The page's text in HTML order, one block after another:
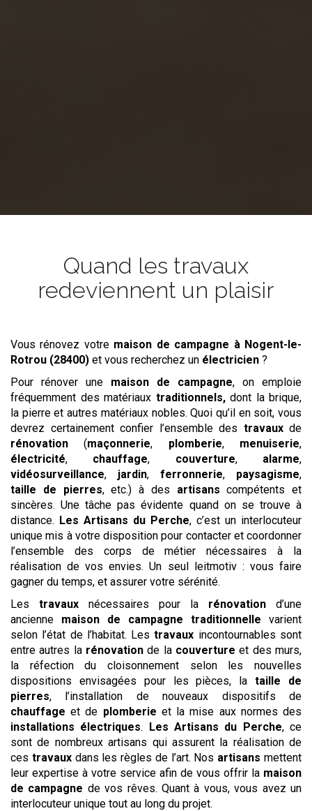
Quand les travaux
redeviennent un plaisir
Vous rénovez votremaison de campagne à Nogent-le-
Rotrou (28400) et vous recherchez un électricien ?
Pour rénover une maison de campagne, on emploie
fréquemment des matériaux traditionnels,dont la brique,
la pierre et autres matériaux nobles. Quoi qu’il en soit, vous
devrez certainement confier l’ensemble des travauxde
rénovation (maçonnerie, plomberie, menuiserie,
électricité, chauffage, couverture, alarme,
vidéosurveillance, jardin, ferronnerie, paysagisme,
taille de pierres, etc.) à des artisans compétents et
sincères. Une tâche pas évidente quand on se trouve à
distance. Les Artisans du Perche, c’est un interlocuteur
unique mis à votre disposition pour contacter et coordonner
l’ensemble des corps de métier nécessaires à la
réalisation de vos envies. Un seul leitmotiv : vous faire
gagner du temps, et assurer votre sérénité.
Les travaux nécessaires pour la rénovation d’une
ancienne maison de campagne traditionnelle varient
selon l’état de l’habitat. Lestravaux incontournables sont
entre autres la rénovation de la couverture et des murs,
la réfection du cloisonnement selon les nouvelles
dispositions envisagées pour les pièces, lataille de
pierres, l’installation de nouveaux dispositifs de
chauffage et de plomberie et la mise aux normes des
installations électriques. Les Artisans du Perche, ce
sont de nombreux artisans qui assurent la réalisation de
ces travauxdans les règles de l’art. Nos artisans mettent
leur expertise à votre service afin de vous offrir la maison
de campagne de vos rêves. Quant à vous, vous avez un
interlocuteur unique tout au long du projet.